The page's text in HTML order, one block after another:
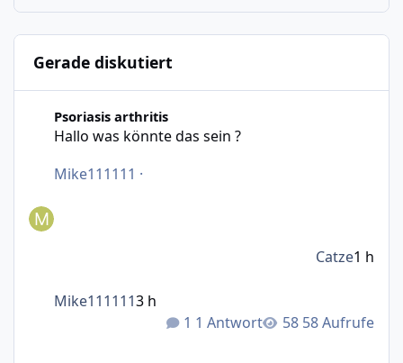
Gerade diskutiert
Psoriasis arthritis
Hallo was könnte das sein ?
Mike111111 ·
1 Antwort 58 Aufrufe
Mike1111113 h
Catze1 h